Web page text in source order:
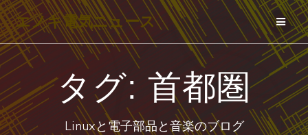
コ
ン
テ
ツ
へ
ス
エノキ電気ニュース
タグ: 首都圏
Linuxと電子部品と音楽のブログ